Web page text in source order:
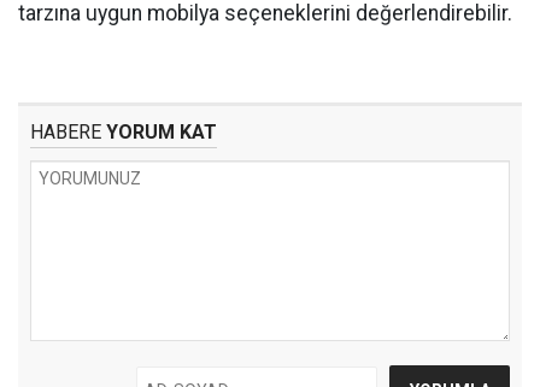
tarzına uygun mobilya seçeneklerini değerlendirebilir.
HABERE YORUM KAT